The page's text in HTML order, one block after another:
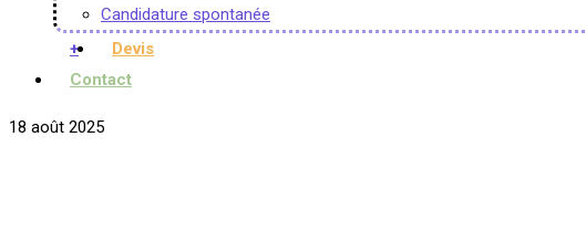
Candidature spontanée
+
Devis
Contact
18 août 2025